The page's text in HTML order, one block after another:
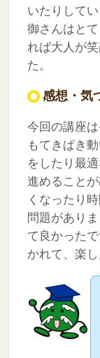
いたりして
御さんはと
れば大人が
た。
感想・気
今回の講座
もてきぱき
をしたり最
進めること
くなったり
問題があり
て良かった
かれて、楽